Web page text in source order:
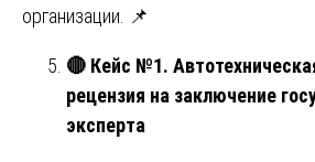
организации. 📌
🔴 Кейс №1.
рецензия на заключение
эксперта